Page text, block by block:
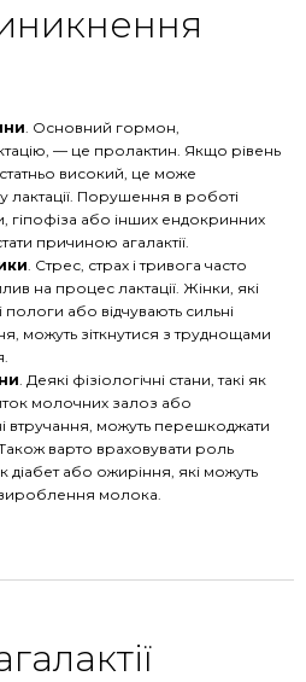
. Основний гормон,
— це пролактин. Якщо рівень
високий, це може
лактації. Порушення в роботі
гіпофіза або інших ендокринних
причиною агалактії.
. Стрес, страх і тривога часто
на процес лактації. Жінки, які
або відчувають сильні
можуть зіткнутися з труднощами
. Деякі фізіологічні стани, такі як
молочних залоз або
втручання, можуть перешкоджати
Також варто враховувати роль
діабет або ожиріння, які можуть
молока.